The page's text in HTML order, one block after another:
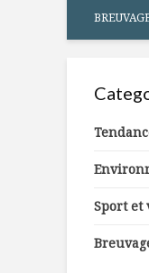
Sport et